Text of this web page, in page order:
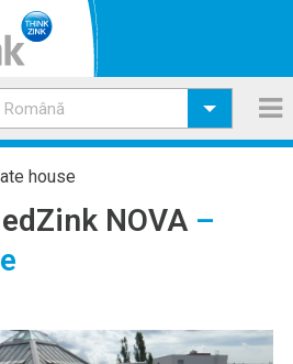
Română
house
NOVA –